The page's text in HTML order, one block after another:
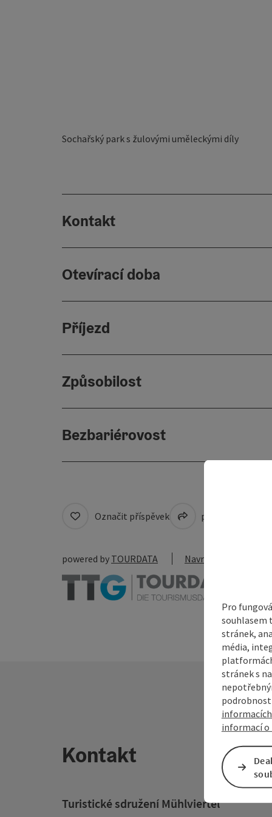
Sochařský park s žulovými uměleckými díly
Kontakt
Otevírací doba
Příjezd
Způsobilost
Bezbariérovost
Označit příspěvek přejít na
powered by TOURDATA Navrhnout změnu
Kontakt
Turistické sdružení Mühlviertel
Pro
souhlasem
stránek,
média,
stránek s
informací o